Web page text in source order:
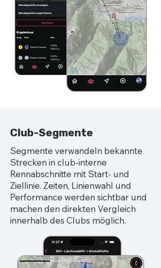
Club-Segmente
Segmente verwandeln bekannte
Strecken in club-interne
Rennabschnitte mit Start- und
Ziellinie. Zeiten, Linienwahl und
Performance werden sichtbar und
machen den direkten Vergleich
innerhalb des Clubs möglich.